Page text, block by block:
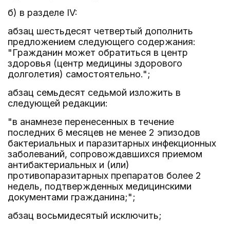
б) в разделе IV:
абзац шестьдесят четвертый дополнить
предложением следующего содержания:
"Гражданин может обратиться в центр
здоровья (центр медицины здорового
долголетия) самостоятельно.";
абзац семьдесят седьмой изложить в
следующей редакции:
"в анамнезе перенесенных в течение
последних 6 месяцев не менее 2 эпизодов
бактериальных и паразитарных инфекционных
заболеваний, сопровождавшихся приемом
антибактериальных и (или)
противопаразитарных препаратов более 2
недель, подтвержденных медицинскими
документами гражданина;";
абзац восьмидесятый исключить;